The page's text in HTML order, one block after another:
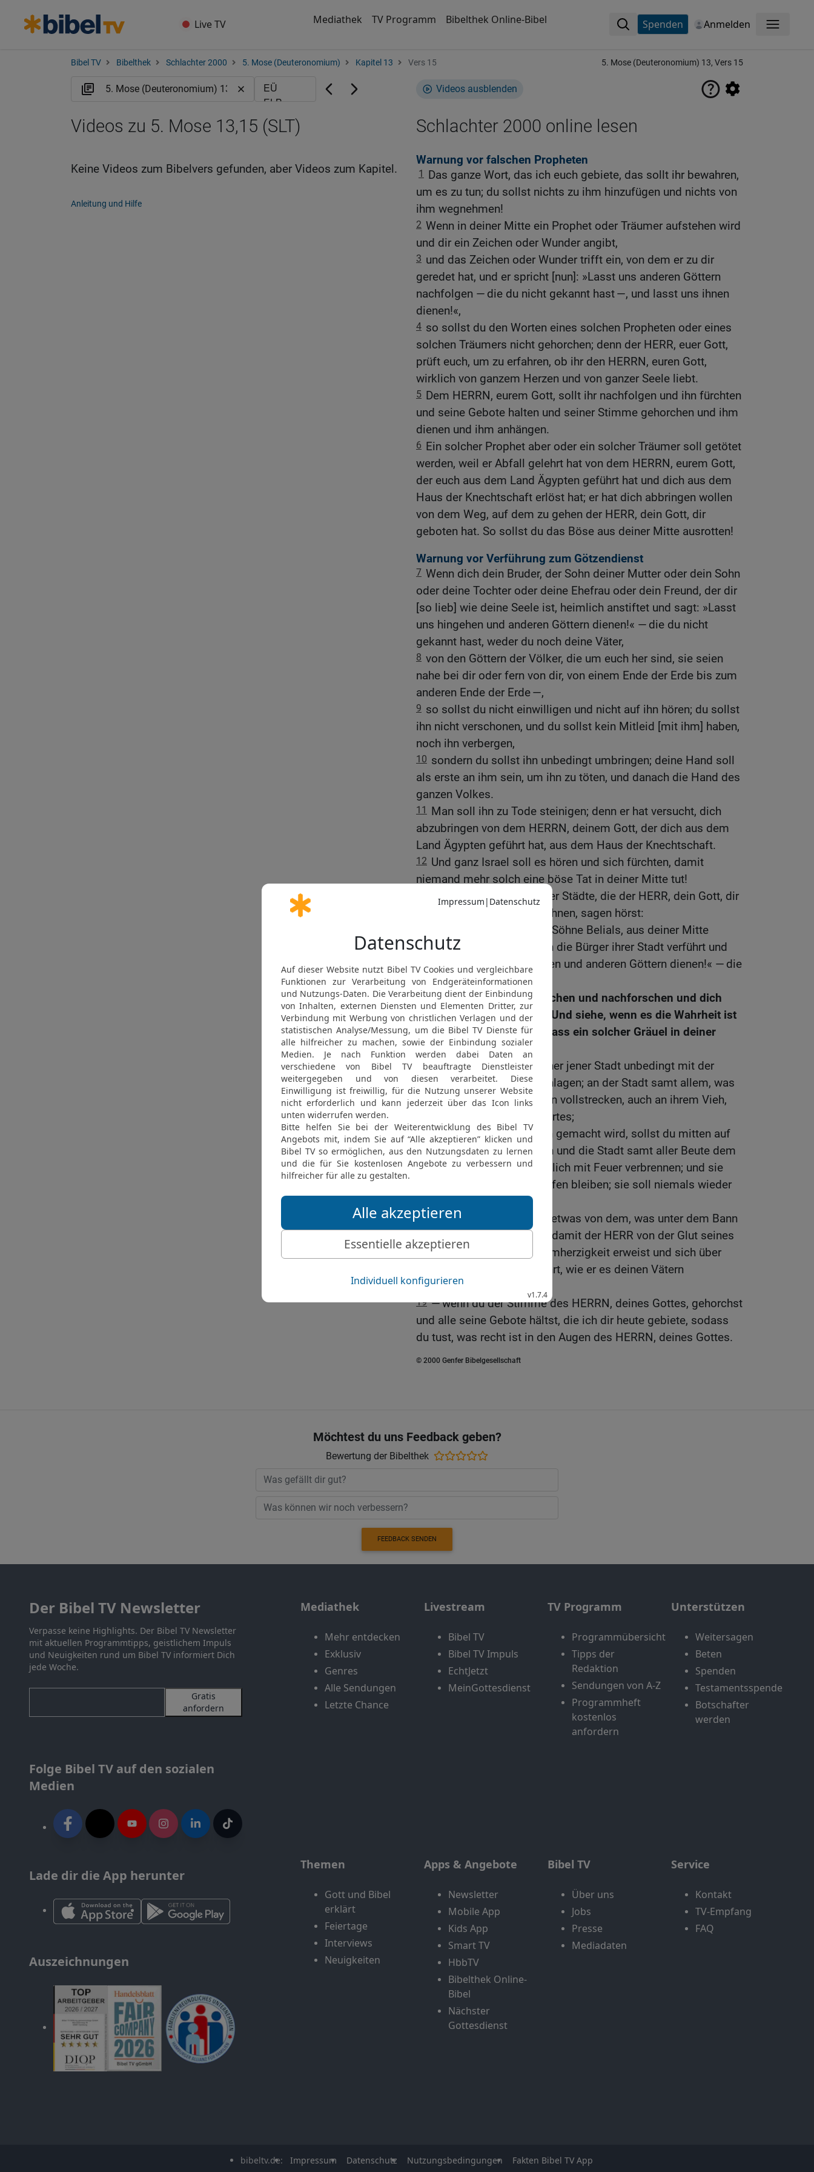
Live TV Mediathek TV Programm Bibelthek Online-Bibel Spenden Anmelden Menü
Bibel TV Bibelthek Schlachter 2000 5. Mose (Deuteronomium) Kapitel 13 Vers 15 5. Mose (Deuteronomium) 13, Vers 15
Videos ausblenden
Schlachter 2000 online lesen
Warnung vor falschen Propheten
1
Das ganze Wort, das ich euch gebiete, das sollt ihr bewahren,
um es zu tun; du sollst nichts zu ihm hinzufügen und nichts von
ihm wegnehmen!
2 Wenn in deiner Mitte ein Prophet oder Träumer aufstehen wird
und dir ein Zeichen oder Wunder angibt,
3 und das Zeichen oder Wunder trifft ein, von dem er zu dir
geredet hat, und er spricht [nun]: »Lasst uns anderen Göttern
nachfolgen — die du nicht gekannt hast —, und lasst uns ihnen
dienen!«,
4 so sollst du den Worten eines solchen Propheten oder eines
solchen Träumers nicht gehorchen; denn der HERR, euer Gott,
prüft euch, um zu erfahren, ob ihr den HERRN, euren Gott,
wirklich von ganzem Herzen und von ganzer Seele liebt.
5 Dem HERRN, eurem Gott, sollt ihr nachfolgen und ihn fürchten
und seine Gebote halten und seiner Stimme gehorchen und ihm
dienen und ihm anhängen.
6 Ein solcher Prophet aber oder ein solcher Träumer soll getötet
werden, weil er Abfall gelehrt hat von dem HERRN, eurem Gott,
der euch aus dem Land Ägypten geführt hat und dich aus dem
Haus der Knechtschaft erlöst hat; er hat dich abbringen wollen
von dem Weg, auf dem zu gehen der HERR, dein Gott, dir
geboten hat. So sollst du das Böse aus deiner Mitte ausrotten!
Warnung vor Verführung zum Götzendienst
7 Wenn dich dein Bruder, der Sohn deiner Mutter oder dein Sohn
oder deine Tochter oder deine Ehefrau oder dein Freund, der dir
[so lieb] wie deine Seele ist, heimlich anstiftet und sagt: »Lasst
uns hingehen und anderen Göttern dienen!« — die du nicht
gekannt hast, weder du noch deine Väter,
8 von den Göttern der Völker, die um euch her sind, sie seien
nahe bei dir oder fern von dir, von einem Ende der Erde bis zum
anderen Ende der Erde —,
9 so sollst du nicht einwilligen und nicht auf ihn hören; du sollst
ihn nicht verschonen, und du sollst kein Mitleid [mit ihm] haben,
noch ihn verbergen,
10 sondern du sollst ihn unbedingt umbringen; deine Hand soll
als erste an ihm sein, um ihn zu töten, und danach die Hand des
ganzen Volkes.
11
Man soll ihn zu Tode steinigen; denn er hat versucht, dich
abzubringen von dem HERRN, deinem Gott, der dich aus dem
Land Ägypten geführt hat, aus dem Haus der Knechtschaft.
12 Und ganz Israel soll es hören und sich fürchten, damit
niemand mehr solch eine böse Tat in deiner Mitte tut!
Wenn du von einer deiner Städte, die der HERR, dein Gott, dir
geben will, um darin zu wohnen, sagen hörst:
Es sind etliche Männer, Söhne Belials, aus deiner Mitte
hervorgegangen und haben die Bürger ihrer Stadt verführt und
gesagt: »Lasst uns hingehen und anderen Göttern dienen!« — die
ihr nicht gekannt habt —,
15 so sollst du es untersuchen und nachforschen und dich
genauestens erkundigen. Und siehe, wenn es die Wahrheit ist
und die Sache feststeht, dass ein solcher Gräuel in deiner
Mitte begangen wurde,
16 so sollst du die Bewohner jener Stadt unbedingt mit der
Schärfe des Schwertes schlagen; an der Stadt samt allem, was
darin ist, sollst du den Bann vollstrecken, auch an ihrem Vieh,
mit der Schärfe des Schwertes;
17 und alle Beute, die darin gemacht wird, sollst du mitten auf
ihrem Marktplatz sammeln und die Stadt samt aller Beute dem
HERRN, deinem Gott, gänzlich mit Feuer verbrennen; und sie
soll ewiglich ein Schutthaufen bleiben; sie soll niemals wieder
18 Und es soll nicht irgendetwas von dem, was unter dem Bann
ist, an deiner Hand haften, damit der HERR von der Glut seines
Zornes ablässt und dir Barmherzigkeit erweist und sich über
dich erbarmt und dich mehrt, wie er es deinen Vätern
geschworen hat
19 — wenn du der Stimme des HERRN, deines Gottes, gehorchst
und alle seine Gebote hältst, die ich dir heute gebiete, sodass
du tust, was recht ist in den Augen des HERRN, deines Gottes.
© 2000 Genfer Bibelgesellschaft
Videos zu 5. Mose 13,15 (SLT)
Keine Videos zum Bibelvers gefunden, aber Videos zum Kapitel.
Anleitung und Hilfe
Möchtest du uns Feedback geben?
Bewertung der Bibelthek
FEEDBACK SENDEN
Der Bibel TV Newsletter
Verpasse keine Highlights. Der Bibel TV Newsletter
mit aktuellen Programmtipps, geistlichem Impuls
und Neuigkeiten rund um Bibel TV informiert Dich
jede Woche.
Gratis
anfordern
Folge Bibel TV auf den sozialen
Medien
Lade dir die App herunter
Auszeichnungen
Mediathek
Mehr entdecken
Exklusiv
Genres
Alle Sendungen
Letzte Chance
Livestream
Bibel TV
Bibel TV Impuls
EchtJetzt
MeinGottesdienst
TV Programm
Programmübersicht
Tipps der
Redaktion
Sendungen von A-Z
Programmheft
kostenlos
anfordern
Unterstützen
Weitersagen
Beten
Spenden
Testamentsspende
Botschafter
werden
Themen
Gott und Bibel
erklärt
Feiertage
Interviews
Neuigkeiten
Apps & Angebote
Newsletter
Mobile App
Kids App
Smart TV
HbbTV
Bibelthek Online-
Bibel
Nächster
Gottesdienst
Bibel TV
Über uns
Jobs
Presse
Mediadaten
Service
Kontakt
TV-Empfang
FAQ
bibeltv.de: Impressum Datenschutz Nutzungsbedingungen Fakten Bibel TV App